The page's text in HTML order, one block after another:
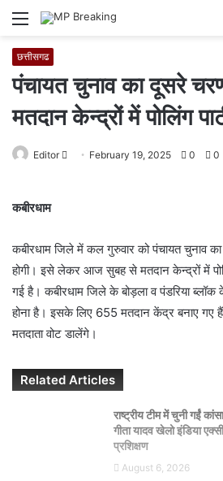
Menu
छत्तीसगढ
पंचायत चुनाव का दूसरे
मतदान केन्द्रों में पोलिंग
Editor
n
e
m
a
i
February 19, 2025 0 0
कबीरधाम
कबीरधाम जिले में कल गुरुवार को पंचायत चुनाव
होगी। इसे लेकर आज सुबह से मतदान केन्द्रों में
गई है। कबीरधाम जिले के बोड़ला व पंडरिया
होना है। इसके लिए 655 मतदान केंद्र बनाए
मतदाता वोट डालेंगे।
Related Articles
राष्ट्रीय टीम में चुनी गईं
गीता यादव खेलो इंडिया
प्रशिक्षण
August 6, 2026